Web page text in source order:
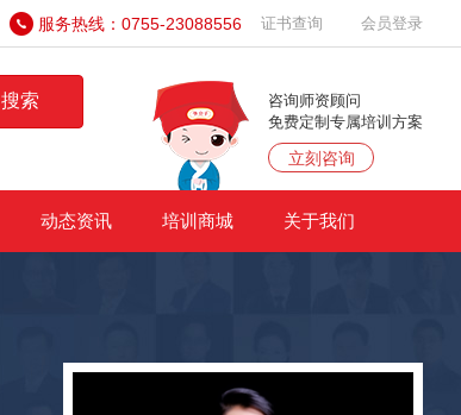
服务热线：0755-23088556 证书查询 会员登录
搜索
咨询师资顾问
免费定制专属培训方案
立刻咨询
动态资讯 培训商城 关于我们